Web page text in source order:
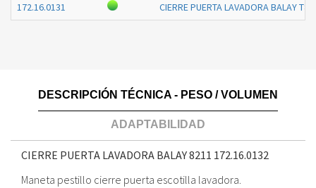
172.16.0131 CIERRE PUERTA LAVADORA BALAY
DESCRIPCIÓN TÉCNICA - PESO / VOLUMEN
ADAPTABILIDAD
CIERRE PUERTA LAVADORA BALAY 8211 172.16.0132
Maneta pestillo cierre puerta escotilla lavadora.